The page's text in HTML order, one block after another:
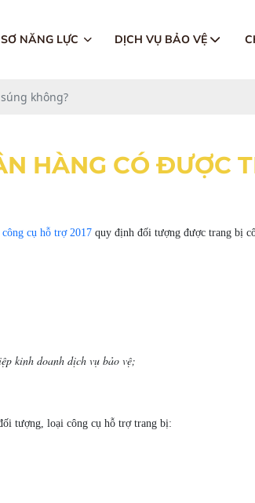
NĂNG LỰC DỊCH VỤ BẢO VỆ
không?
HÀNG CÓ ĐƯỢC
cụ hỗ trợ 2017 quy định đối tượng được trang bị
kinh doanh dịch vụ bảo vệ;
tượng, loại công cụ hỗ trợ trang bị: